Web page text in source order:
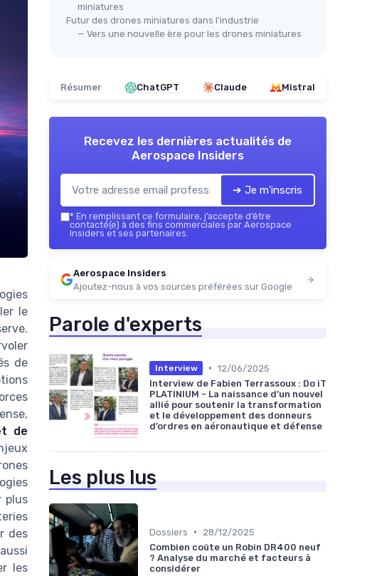
le
de
de
plus
des
les
miniatures
Futur des drones miniatures dans l'industrie
— Vers une nouvelle ère pour les drones miniatures
Résumer ChatGPT Claude Mistral
Recevez les dernières actualités de
Aerospace Insiders
➔ Je m'inscris
* En remplissant ce formulaire, j’accepte d’être
contacté(e) à des fins commerciales par Aerospace
Insiders et ses partenaires.
Aerospace Insiders
Ajoutez-nous à vos sources préférées sur Google
Parole d'experts
Interview • 12/06/2025
Interview de Fabien Terrassoux : Do iT
PLATINIUM - La naissance d’un nouvel
allié pour soutenir la transformation
et le développement des donneurs
d’ordres en aéronautique et défense
Les plus lus
Dossiers •
28/12/2025
Combien coûte un Robin DR400 neuf
? Analyse du marché et facteurs à
considérer